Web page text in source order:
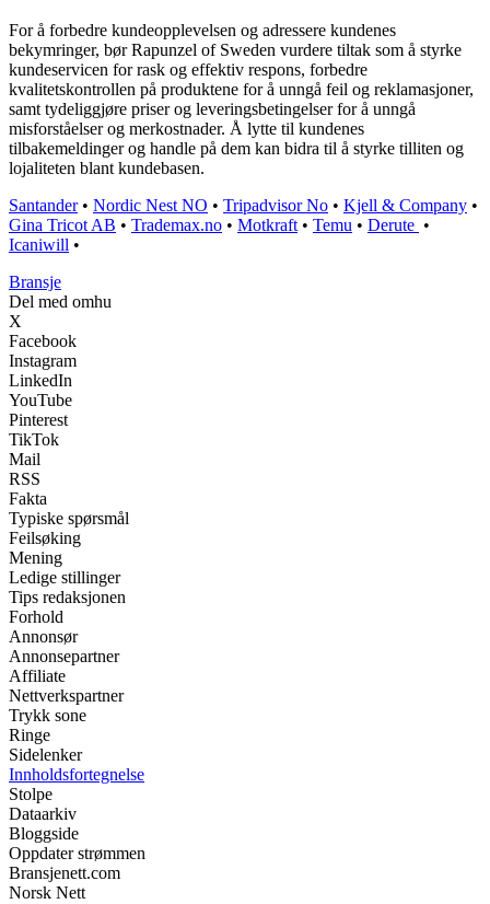
For å forbedre kundeopplevelsen og adressere kundenes
bekymringer, bør Rapunzel of Sweden vurdere tiltak som å styrke
kundeservicen for rask og effektiv respons, forbedre
kvalitetskontrollen på produktene for å unngå feil og reklamasjoner,
samt tydeliggjøre priser og leveringsbetingelser for å unngå
misforståelser og merkostnader. Å lytte til kundenes
tilbakemeldinger og handle på dem kan bidra til å styrke tilliten og
lojaliteten blant kundebasen.
Santander• Nordic Nest NO • Tripadvisor No • Kjell & Company •
Gina Tricot AB • Trademax.no • Motkraft • Temu • Derute •
Icaniwill •
Bransje
Del med omhu
X
Facebook
Instagram
LinkedIn
YouTube
Pinterest
TikTok
Mail
RSS
Fakta
Typiske spørsmål
Feilsøking
Mening
Ledige stillinger
Tips redaksjonen
Forhold
Annonsør
Annonsepartner
Affiliate
Nettverkspartner
Trykk sone
Ringe
Sidelenker
Innholdsfortegnelse
Stolpe
Dataarkiv
Bloggside
Oppdater strømmen
Bransjenett.com
Norsk Nett